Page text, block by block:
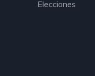
Elecciones